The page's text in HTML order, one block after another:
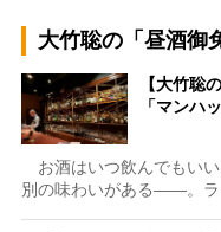
大竹聡の「昼酒御
【大竹聡
「マンハ
お酒はいつ飲んでもい
別の味わいがある――。ラ